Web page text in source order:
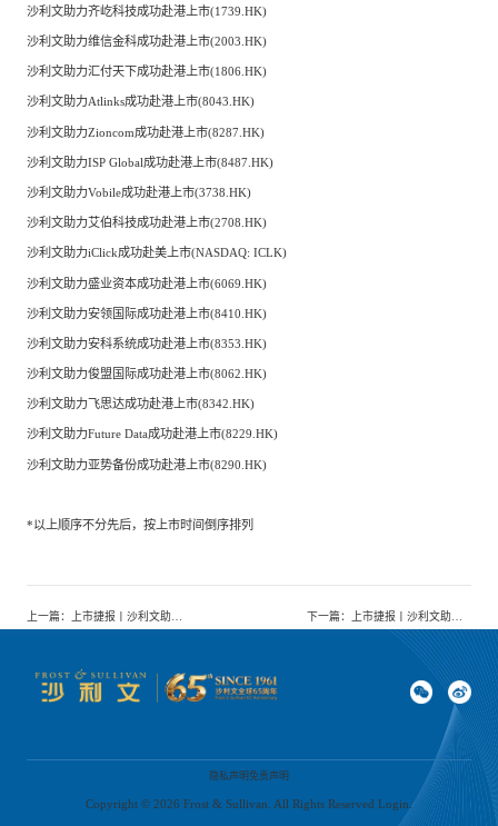
沙利文助力齐屹科技成功赴港上市(1739.HK)
沙利文助力维信金科成功赴港上市(2003.HK)
沙利文助力汇付天下成功赴港上市(1806.HK)
沙利文助力Atlinks成功赴港上市(8043.HK)
沙利文助力Zioncom成功赴港上市(8287.HK)
沙利文助力ISP Global成功赴港上市(8487.HK)
沙利文助力Vobile成功赴港上市(3738.HK)
沙利文助力艾伯科技成功赴港上市(2708.HK)
沙利文助力iClick成功赴美上市(NASDAQ: ICLK)
沙利文助力盛业资本成功赴港上市(6069.HK)
沙利文助力安领国际成功赴港上市(8410.HK)
沙利文助力安科系统成功赴港上市(8353.HK)
沙利文助力俊盟国际成功赴港上市(8062.HK)
沙利文助力飞思达成功赴港上市(8342.HK)
沙利文助力Future Data成功赴港上市(8229.HK)
沙利文助力亚势备份成功赴港上市(8290.HK)
*以上顺序不分先后，按上市时间倒序排列
上一篇： 上市捷报丨沙利文助力药华医药股份有限公司成功发行GDR并在卢森堡证券交易所上市(PHECR) 下一篇： 上市捷报丨沙利文助力禧图集团国际控股有限公司成功赴美上市(NASDAQ:MGIH)
隐私声明免责声明
Copyright © 2026 Frost & Sullivan. All Rights Reserved Login.